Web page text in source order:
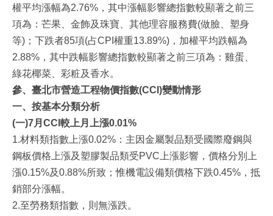
權平均漲幅為2.76%，其中漲幅影響總指數較顯著之前三
項為：芒果、金飾及珠寶、其他理容服務費(做臉、塑身
等)；下跌者85項(占CPI權重13.89%)，加權平均跌幅為
2.88%，其中跌幅影響總指數較顯著之前三項為：雞蛋、
綠花椰菜、彩粧及香水。
參、臺北市營造工程物價指數(CCI)變動情形
一、按基本分類分析
(一)7月 CCI 較上月上漲0.01%
1.材料類指數上漲0.02%：主因金屬製品類受國際廢鋼與
鋼板價格上漲及塑膠製品類受PVC上漲影響，價格分別上
漲0.15%及0.88%所致；惟機電設備類價格下跌0.45%，抵
銷部分漲幅。
2.至勞務類指數，則無漲跌。